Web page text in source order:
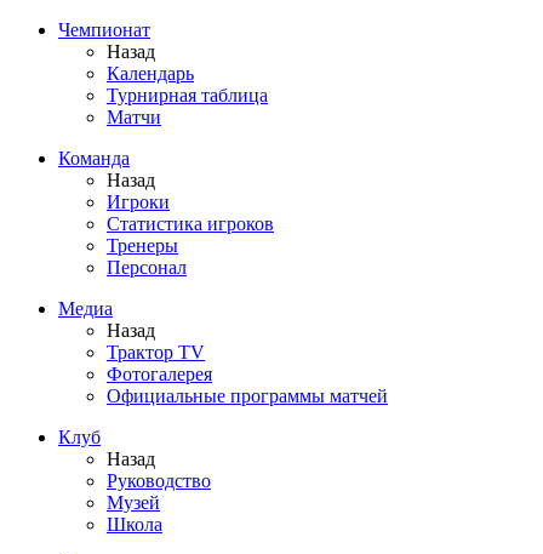
Чемпионат
Назад
Календарь
Турнирная таблица
Матчи
Команда
Назад
Игроки
Статистика игроков
Тренеры
Персонал
Медиа
Назад
Трактор TV
Фотогалерея
Официальные программы матчей
Клуб
Назад
Руководство
Музей
Школа